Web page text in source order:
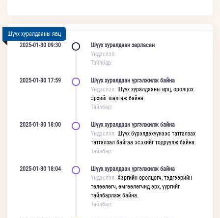
Шүүх хуралдааны явц
2025-01-30 09:30
Шүүх хуралдаан зарласан
Үндэслэл:
Тайлбар:
2025-01-30 17:59
Шүүх хуралдаан үргэлжилж байна
Үндэслэл: Шүүх хуралдааны ирц, оролцох
эрхийг шалгаж байна.
Тайлбар:
2025-01-30 18:00
Шүүх хуралдаан үргэлжилж байна
Үндэслэл: Шүүх бүрэлдэхүүнээс татгалзах
татгалзал байгаа эсэхийг тодруулж байна.
Тайлбар:
2025-01-30 18:04
Шүүх хуралдаан үргэлжилж байна
Үндэслэл: Хэргийн оролцогч, тэдгээрийн
төлөөлөгч, өмгөөлөгчид эрх, үүргийг
тайлбарлаж байна.
Тайлбар: